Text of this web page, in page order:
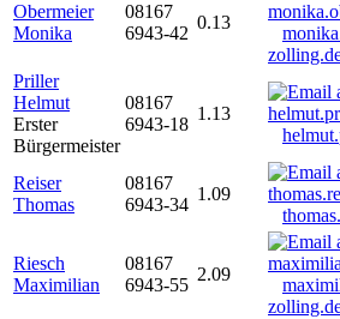
Obermeier
Monika
08167
6943-42
0.13
Priller
Helmut
Erster
Bürgermeister
08167
6943-18
1.13
Reiser
Thomas
08167
6943-34
1.09
Riesch
Maximilian
08167
6943-55
2.09